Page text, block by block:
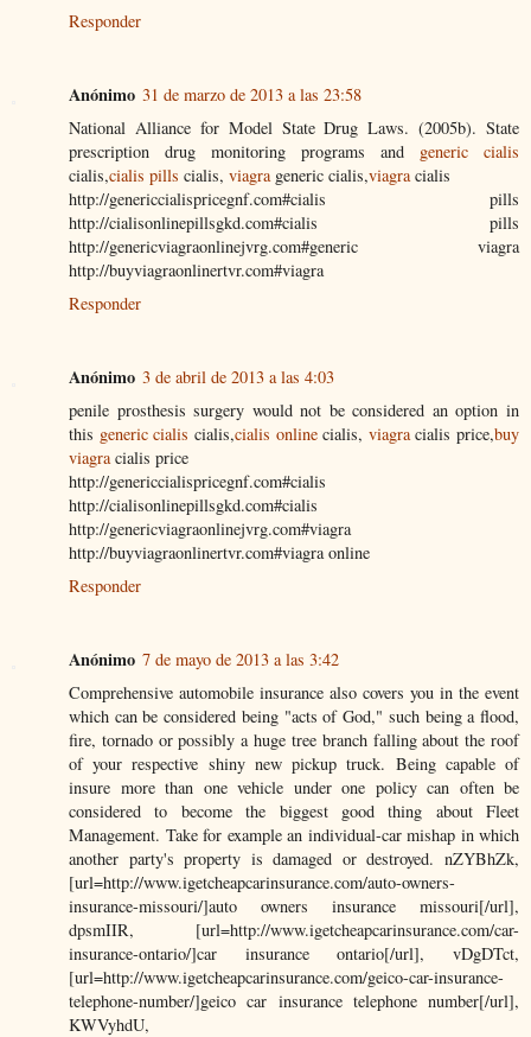
Responder
Anónimo 31 de marzo de 2013 a las 23:58
National Alliance for Model State Drug Laws. (2005b). State
prescription drug monitoring programs and generic cialis
cialis,cialis pills cialis, viagrageneric cialis,viagracialis
http://genericcialispricegnf.com#cialis pills
http://cialisonlinepillsgkd.com#cialis pills
http://genericviagraonlinejvrg.com#generic viagra
http://buyviagraonlinertvr.com#viagra
Responder
Anónimo 3 de abril de 2013 a las 4:03
penile prosthesis surgery would not be considered an option in
this generic cialis cialis,cialis onlinecialis, viagracialis price,buy
viagracialis price
http://genericcialispricegnf.com#cialis
http://cialisonlinepillsgkd.com#cialis
http://genericviagraonlinejvrg.com#viagra
http://buyviagraonlinertvr.com#viagra online
Responder
Anónimo 7 de mayo de 2013 a las 3:42
Comprehensive automobile insurance also covers you in the event
which can be considered being "acts of God," such being a flood,
fire, tornado or possibly a huge tree branch falling about the roof
of your respective shiny new pickup truck. Being capable of
insure more than one vehicle under one policy can often be
considered to become the biggest good thing about Fleet
Management. Take for example an individual-car mishap in which
another party's property is damaged or destroyed. nZYBhZk,
[url=http://www.igetcheapcarinsurance.com/auto-owners-
insurance-missouri/]auto owners insurance missouri[/url],
dpsmIIR, [url=http://www.igetcheapcarinsurance.com/car-
insurance-ontario/]car insurance ontario[/url], vDgDTct,
[url=http://www.igetcheapcarinsurance.com/geico-car-insurance-
telephone-number/]geico car insurance telephone number[/url],
KWVyhdU,